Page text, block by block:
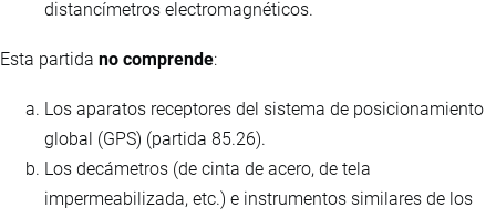
distancímetros electromagnéticos.
Esta partida no comprende:
Los aparatos receptores del sistema de posicionamiento
global (GPS) (partida 85.26).
Los decámetros (de cinta de acero, de tela
impermeabilizada, etc.) e instrumentos similares de los